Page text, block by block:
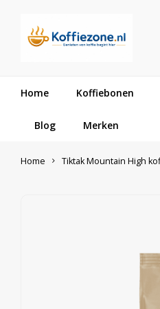
Home Koffiebonen
Blog Merken
Home Tiktak Mountain High